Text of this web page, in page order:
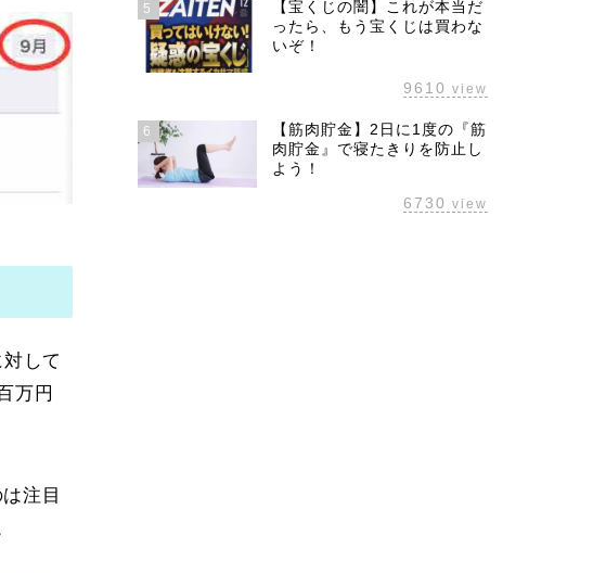
して
万円
注目
5
【宝くじの闇】これが本当だ
ったら、もう宝くじは買わな
いぞ！
9610 view
6
【筋肉貯金】2日に1度の『筋
肉貯金』で寝たきりを防止し
よう！
6730 view